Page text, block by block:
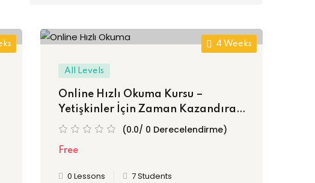
4 Weeks
All Levels
Online Hızlı Okuma Kursu –
Yetişkinler İçin Zaman Kazandıran
Anlayarak Okuma Eğitimi
(0.0/ 0 Derecelendirme)
Free
0 Lessons 7 Students